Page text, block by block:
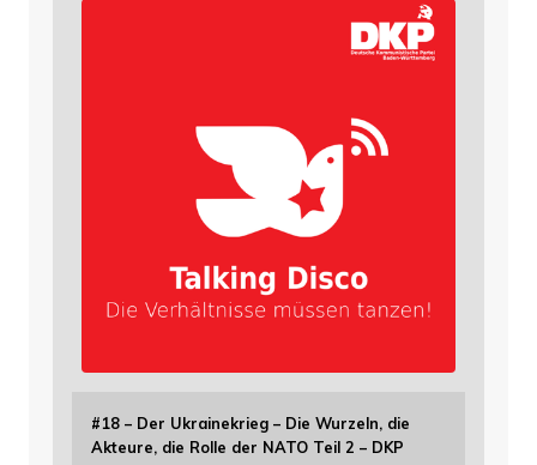
#18 – Der Ukrainekrieg – Die Wurzeln, die
Akteure, die Rolle der NATO Teil 2 – DKP